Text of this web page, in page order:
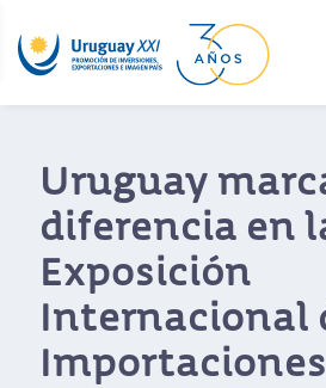
Uruguay
diferencia en
Exposición
Internacional